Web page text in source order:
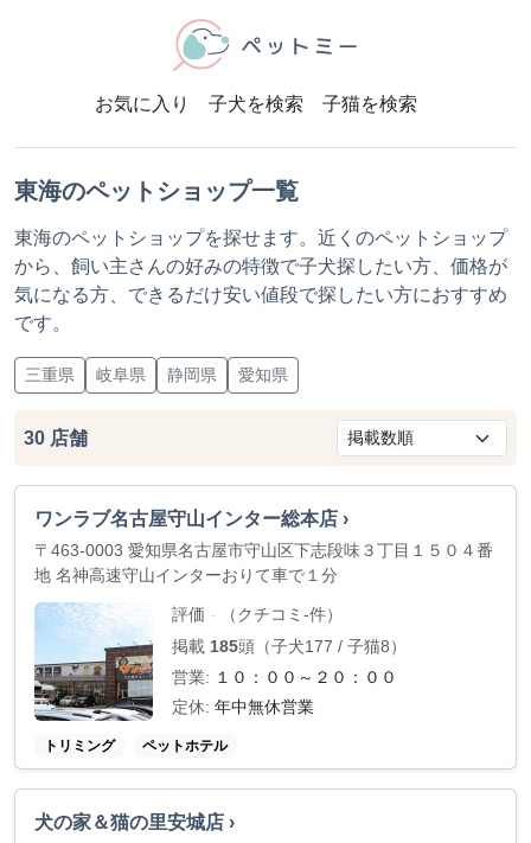
お気に入り 子犬を検索 子猫を検索
東海のペットショップ一覧
東海のペットショップを探せます。近くのペットショップ
から、飼い主さんの好みの特徴で子犬探したい方、価格が
気になる方、できるだけ安い値段で探したい方におすすめ
です。
三重県 岐阜県 静岡県 愛知県
30 店舗
ワンラブ名古屋守山インター総本店 ›
〒463-0003 愛知県名古屋市守山区下志段味３丁目１５０４番
地 名神高速守山インターおりて車で１分
評価 -
（クチコミ-件）
掲載 185頭（子犬177 / 子猫8）
営業: １０：００～２０：００
定休: 年中無休営業
トリミング ペットホテル
犬の家＆猫の里安城店 ›